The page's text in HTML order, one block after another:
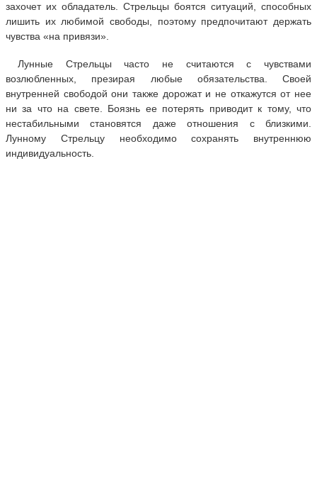
захочет их обладатель. Стрельцы боятся ситуаций, способных
лишить их любимой свободы, поэтому предпочитают держать
чувства «на привязи».
Лунные Стрельцы часто не считаются с чувствами
возлюбленных, презирая любые обязательства. Своей
внутренней свободой они также дорожат и не откажутся от нее
ни за что на свете. Боязнь ее потерять приводит к тому, что
нестабильными становятся даже отношения с близкими.
Лунному Стрельцу необходимо сохранять внутреннюю
индивидуальность.